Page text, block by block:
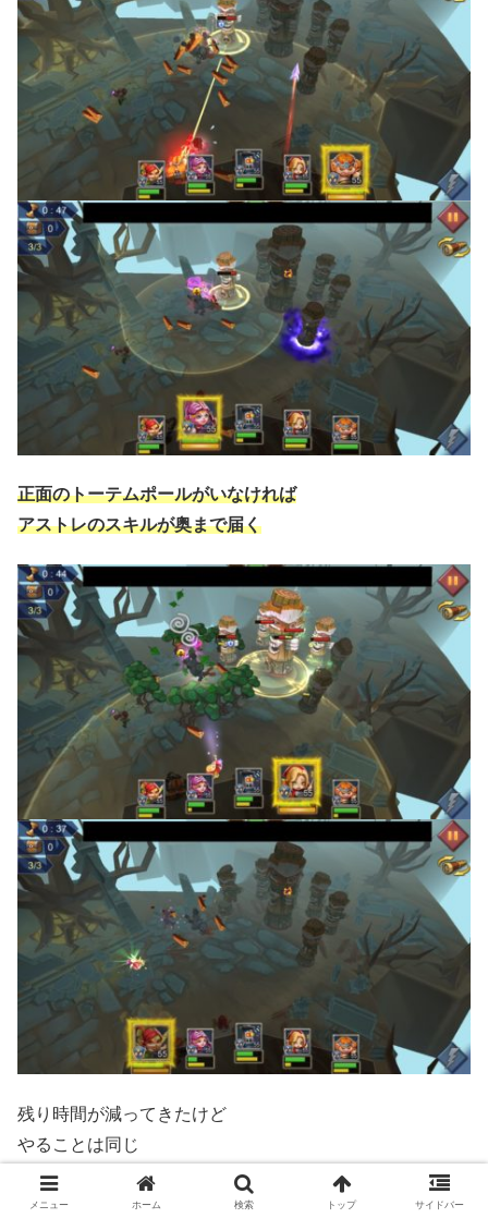
正面のトーテムポールがいなければ
アストレのスキルが奥まで届く
残り時間が減ってきたけど
やることは同じ
左から攻めていって
体力が少ない敵を一気に倒そう(=ﾟωﾟ)ﾉ
メニュー ホーム 検索 トップ サイドバー